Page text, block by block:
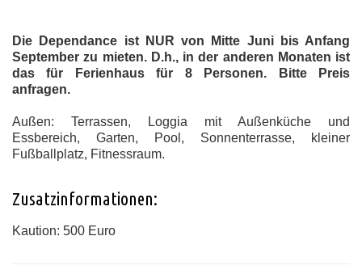
Die Dependance ist NUR von Mitte Juni bis Anfang
September zu mieten. D.h., in der anderen Monaten ist
das für Ferienhaus für 8 Personen. Bitte Preis
anfragen.
Außen: Terrassen, Loggia mit Außenküche und
Essbereich, Garten, Pool, Sonnenterrasse, kleiner
Fußballplatz, Fitnessraum.
Zusatzinformationen:
Kaution: 500 Euro